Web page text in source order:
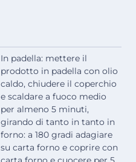
In padella: mettere il
prodotto in padella con olio
caldo, chiudere il coperchio
e scaldare a fuoco medio
per almeno 5 minuti,
girando di tanto in tanto in
forno: a 180 gradi adagiare
su carta forno e coprire con